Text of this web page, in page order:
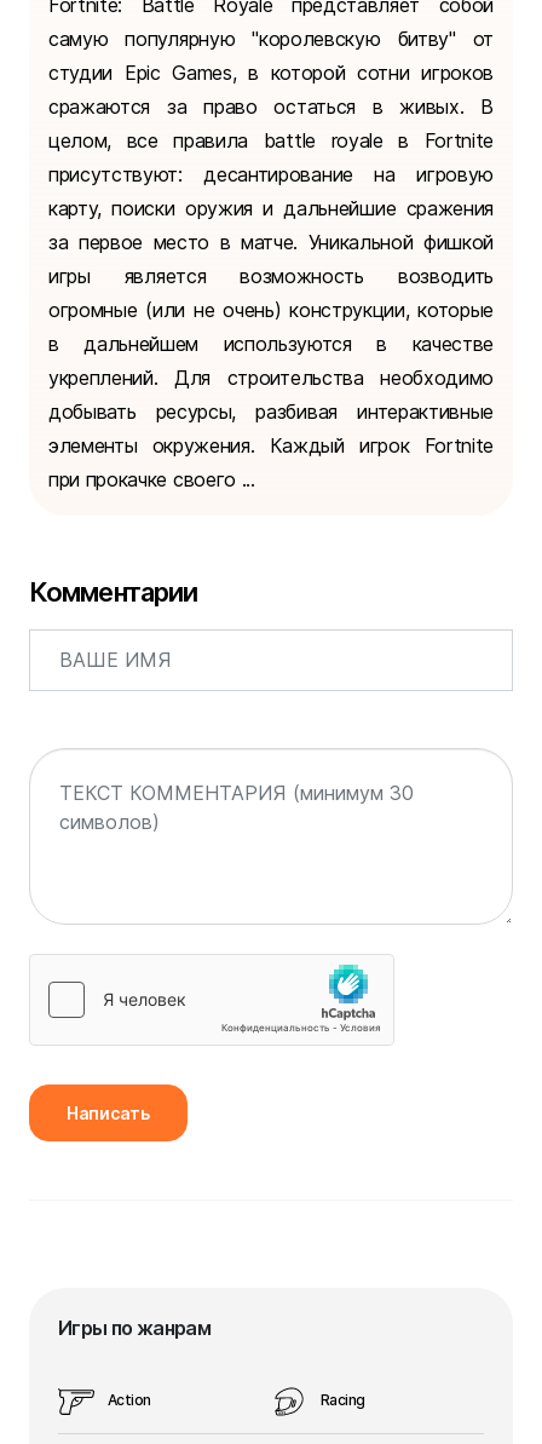
самую популярную "королевскую битву" от
студии Epic Games, в которой сотни игроков
сражаются за право остаться в живых. В
целом, все правила battle royale в Fortnite
присутствуют: десантирование на игровую
карту, поиски оружия и дальнейшие сражения
за первое место в матче. Уникальной фишкой
игры является возможность возводить
огромные (или не очень) конструкции, которые
в дальнейшем используются в качестве
укреплений. Для строительства необходимо
добывать ресурсы, разбивая интерактивные
элементы окружения. Каждый игрок Fortnite
при прокачке своего ...
Комментарии
Написать
Игры по жанрам
Action Racing